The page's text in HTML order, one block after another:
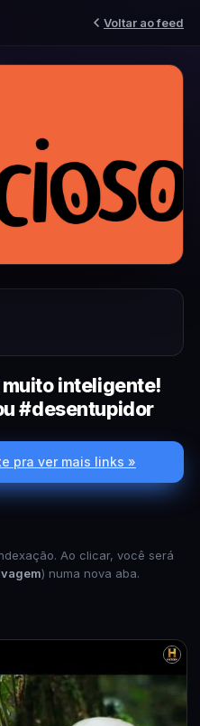
Voltar ao feed
inteligente!
#desentupidor
pra ver mais links »
Ao clicar, você será
) numa nova aba.